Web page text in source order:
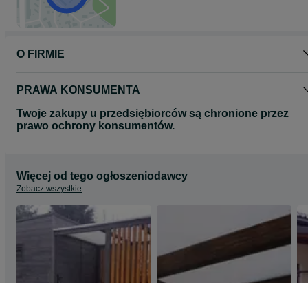
O FIRMIE
PRAWA KONSUMENTA
Twoje zakupy u przedsiębiorców są chronione przez
prawo ochrony konsumentów.
Więcej od tego ogłoszeniodawcy
Zobacz wszystkie